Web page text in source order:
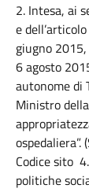
2. Intesa, ai
e
giugno
6 agosto
autonome di
Ministro
ospedaliera”.
Codice sito
politiche